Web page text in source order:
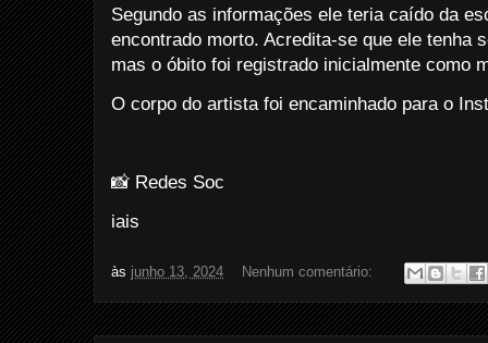
Segundo as informações ele teria caído da
encontrado morto. Acredita-se que ele tenha
mas o óbito foi registrado inicialmente como
O corpo do artista foi encaminhado para o
📸 Redes Soc
iais
às junho 13, 2024 Nenhum comentário: